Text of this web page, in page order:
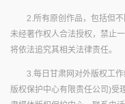
2.所有原创作品，包括但
未经著作权人合法授权，禁止
将依法追究其相关法律责任。
3.每日甘肃网对外版权工
版权保护中心有限责任公司)受